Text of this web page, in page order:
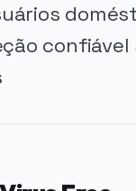
confiável